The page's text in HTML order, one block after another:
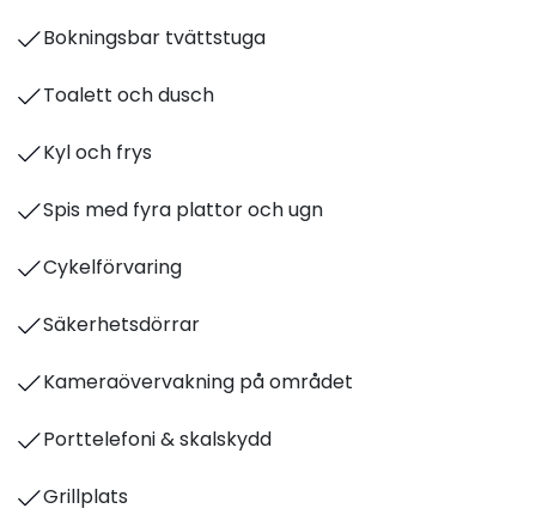
Bokningsbar tvättstuga
Toalett och dusch
Kyl och frys
Spis med fyra plattor och ugn
Cykelförvaring
Säkerhetsdörrar
Kameraövervakning på området
Porttelefoni & skalskydd
Grillplats